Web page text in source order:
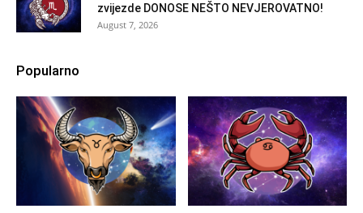
zvijezde DONOSE NEŠTO NEVJEROVATNO!
August 7, 2026
Popularno